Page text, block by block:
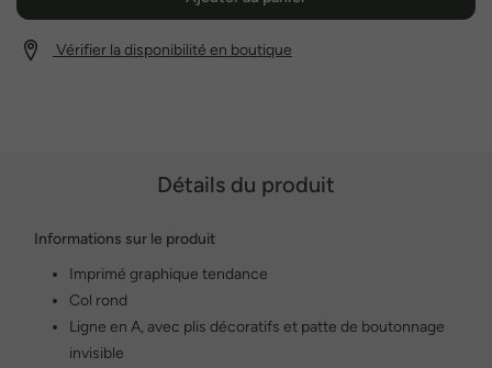
Vérifier la disponibilité en boutique
Détails du produit
Informations sur le produit
Imprimé graphique tendance
Col rond
Ligne en A, avec plis décoratifs et patte de boutonnage
invisible